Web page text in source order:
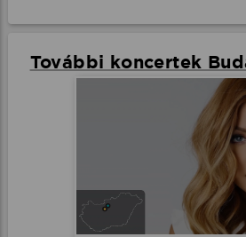
További koncertek